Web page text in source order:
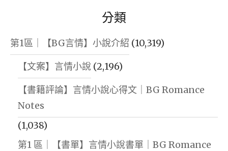
分類
第1區｜【BG言情】小說介紹 (10,319)
【文案】言情小說 (2,196)
【書籍評論】言情小說心得文｜BG Romance
Notes
(1,038)
第1 區｜【書單】言情小說書單｜BG Romance